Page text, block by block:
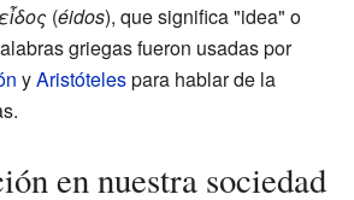
εἶδος (éidos), que significa "idea" o
griegas fueron usadas por
yAristótelespara hablar de la
en nuestra sociedad